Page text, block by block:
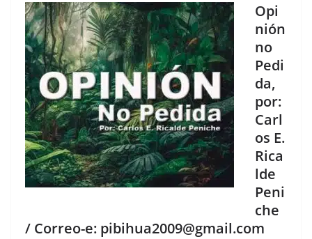
Opi
nión
no
Pedi
da,
por:
Carl
os E.
Rica
lde
Peni
che
/ Correo-e: pibihua2009@gmail.com